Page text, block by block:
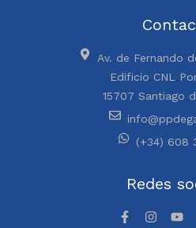
Av. de Fernando
Edificio CNL
15707 Santiago
(+34) 608
Redes